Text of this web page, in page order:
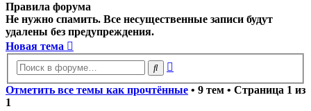
Правила форума
Не нужно спамить. Все несущественные записи будут
удалены без предупреждения.
Новая тема
Поиск
Отметить все темы как прочтённые • 9 тем • Страница 1 из
1